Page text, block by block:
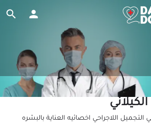
التجميل اللاجراحي اخصائيه العناية بالبشره